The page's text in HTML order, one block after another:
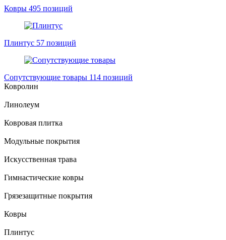
Ковры 495 позиций
Плинтус 57 позиций
Сопутствующие товары 114 позиций
Ковролин
Линолеум
Ковровая плитка
Модульные покрытия
Искусственная трава
Гимнастические ковры
Грязезащитные покрытия
Ковры
Плинтус